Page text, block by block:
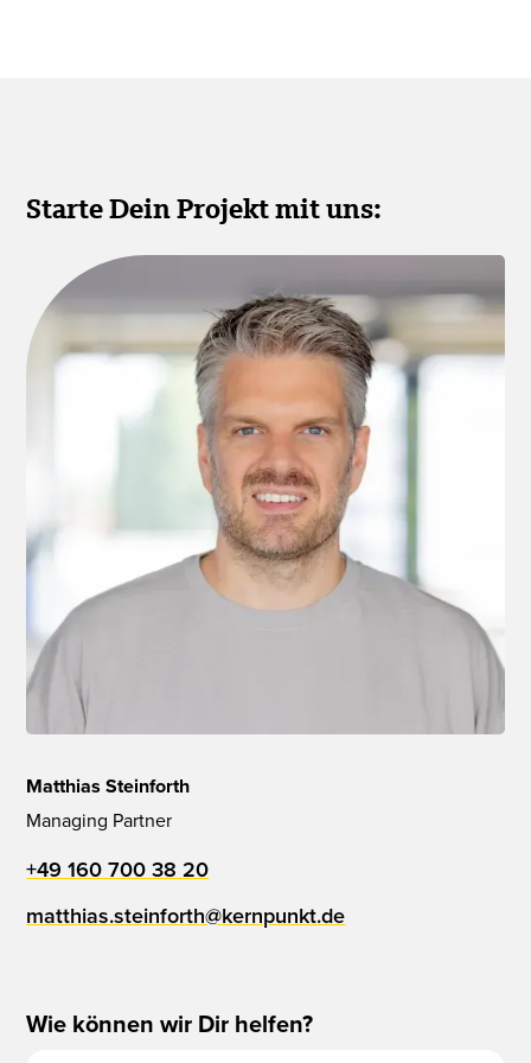
Starte Dein Projekt mit uns:
Matthias Steinforth
Managing Partner
+49 160 700 38 20
matthias.steinforth@kernpunkt.de
Wie können wir Dir helfen?